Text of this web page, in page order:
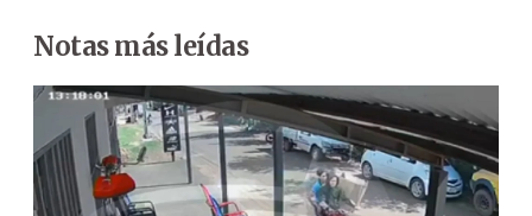
Notas más leídas